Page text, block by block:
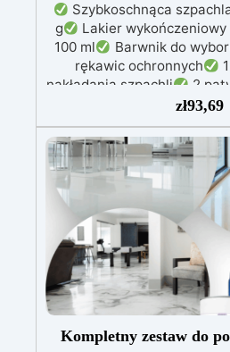
Szybkoschnąca
g
Lakier wykończeniowy
100 ml
Barwnik do
rękawic ochronnych
nakładania szpachli
2
1 pojemnik do
nakładania lakieru
przeznaczony
miejscowych
prysznicowego. Nie
zmiany koloru. Do tego
zalecamy zakup
https://resinpro.pl/
ultraodporna-farba-do-
betonu-plastiku-
zł93,69
Kompletny zestaw do